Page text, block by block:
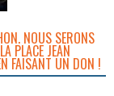
NOUS SERONS
PLACE JEAN
FAISANT UN DON !